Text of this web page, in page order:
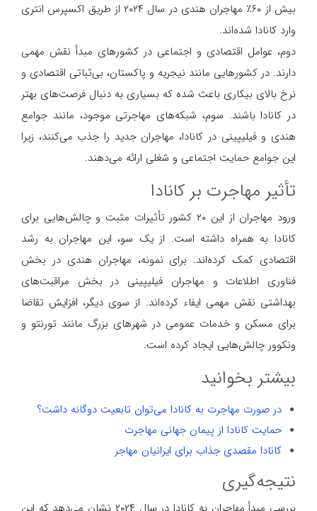
بیش از ۶۰٪ مهاجران هندی در سال ۲۰۲۴ از طریق اکسپرس انتری
وارد کانادا شده‌اند.
دوم، عوامل اقتصادی و اجتماعی در کشورهای مبدأ نقش مهمی
دارند. در کشورهایی مانند نیجریه و پاکستان، بی‌ثباتی اقتصادی و
نرخ بالای بیکاری باعث شده که بسیاری به دنبال فرصت‌های بهتر
در کانادا باشند. سوم، شبکه‌های مهاجرتی موجود، مانند جوامع
هندی و فیلیپینی در کانادا، مهاجران جدید را جذب می‌کنند، زیرا
این جوامع حمایت اجتماعی و شغلی ارائه می‌دهند.
تأثیر مهاجرت بر کانادا
ورود مهاجران از این ۲۰ کشور تأثیرات مثبت و چالش‌هایی برای
کانادا به همراه داشته است. از یک سو، این مهاجران به رشد
اقتصادی کمک کرده‌اند. برای نمونه، مهاجران هندی در بخش
فناوری اطلاعات و مهاجران فیلیپینی در بخش مراقبت‌های
بهداشتی نقش مهمی ایفاء کرده‌اند. از سوی دیگر، افزایش تقاضا
برای مسکن و خدمات عمومی در شهرهای بزرگ مانند تورنتو و
ونکوور چالش‌هایی ایجاد کرده است.
بیشتر بخوانید
در صورت مهاجرت به کانادا می‌توان تابعیت دوگانه داشت؟
حمایت کانادا از پیمان جهانی مهاجرت
کانادا مقصدی جذاب برای ایرانیان مهاجر
نتیجه‌گیری